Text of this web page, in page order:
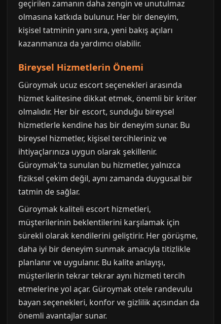
geçirilen zamanın daha zengin ve unutulmaz
olmasına katkıda bulunur. Her bir deneyim,
kişisel tatminin yanı sıra, yeni bakış açıları
kazanmanıza da yardımcı olabilir.
Bireysel Hizmetlerin Önemi
Güroymak ucuz escort seçenekleri arasında
hizmet kalitesine dikkat etmek, önemli bir kriter
olmalıdır. Her bir escort, sunduğu bireysel
hizmetlerle kendine has bir deneyim sunar. Bu
bireysel hizmetler, kişisel tercihleriniz ve
ihtiyaçlarınıza uygun olarak şekillenir.
Güroymak'ta sunulan bu hizmetler, yalnızca
fiziksel çekim değil, aynı zamanda duygusal bir
tatmin de sağlar.
Güroymak kaliteli escort hizmetleri,
müşterilerinin beklentilerini karşılamak için
sürekli olarak kendilerini geliştirir. Her görüşme,
daha iyi bir deneyim sunmak amacıyla titizlikle
planlanır ve uygulanır. Bu kalite anlayışı,
müşterilerin tekrar tekrar aynı hizmeti tercih
etmelerine yol açar. Güroymak otele randevulu
bayan seçenekleri, konfor ve gizlilik açısından da
önemli avantajlar sunar.